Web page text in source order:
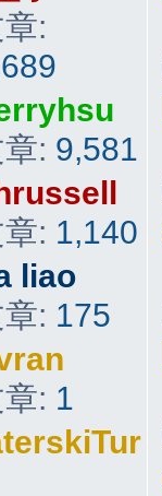
:
: 9,581
: 1,140
liao
: 175
: 1